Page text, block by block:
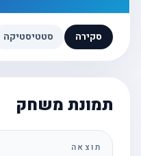
סקירה סטטיסטיקה
תמונת משחק
תוצאה